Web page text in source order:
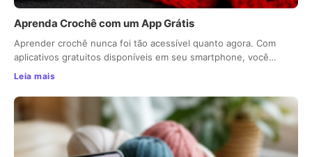
Aprenda Crochê com um App Grátis
Aprender crochê nunca foi tão acessível quanto agora. Com
aplicativos gratuitos disponíveis em seu smartphone, você…
Leia mais